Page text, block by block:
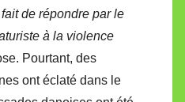
de répondre par le
à la violence
Pourtant, des
ont éclaté dans le